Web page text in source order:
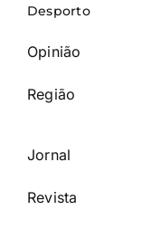
Desporto
Opinião
Região
Jornal
Revista